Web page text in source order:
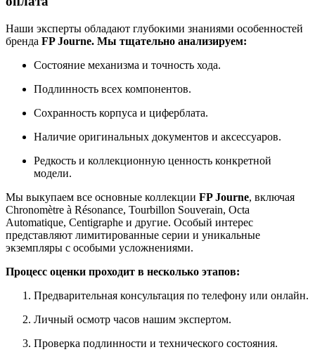
Наши эксперты обладают глубокими знаниями особенностей
бренда FP Journe. Мы тщательно анализируем:
Состояние механизма и точность хода.
Подлинность всех компонентов.
Сохранность корпуса и циферблата.
Наличие оригинальных документов и аксессуаров.
Редкость и коллекционную ценность конкретной
модели.
Мы выкупаем все основные коллекции FP Journe, включая
Chronomètre à Résonance, Tourbillon Souverain, Octa
Automatique, Centigraphe и другие. Особый интерес
представляют лимитированные серии и уникальные
экземпляры с особыми усложнениями.
Процесс оценки проходит в несколько этапов:
Предварительная консультация по телефону или онлайн.
Личный осмотр часов нашим экспертом.
Проверка подлинности и технического состояния.